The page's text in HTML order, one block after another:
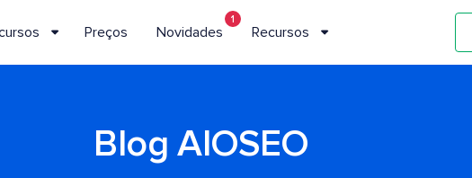
Preços Novidades
1
Recursos
Blog AIOSEO